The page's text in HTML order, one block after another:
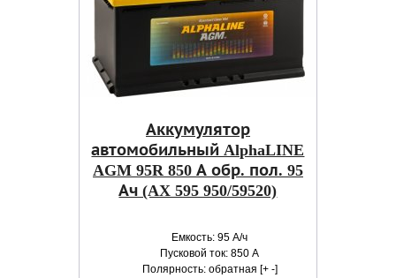
Аккумулятор
автомобильный AlphaLINE
AGM 95R 850 А обр. пол. 95
Ач (AX 595 950/59520)
Емкость: 95 А/ч
Пусковой ток: 850 А
Полярность: обратная [+ -]